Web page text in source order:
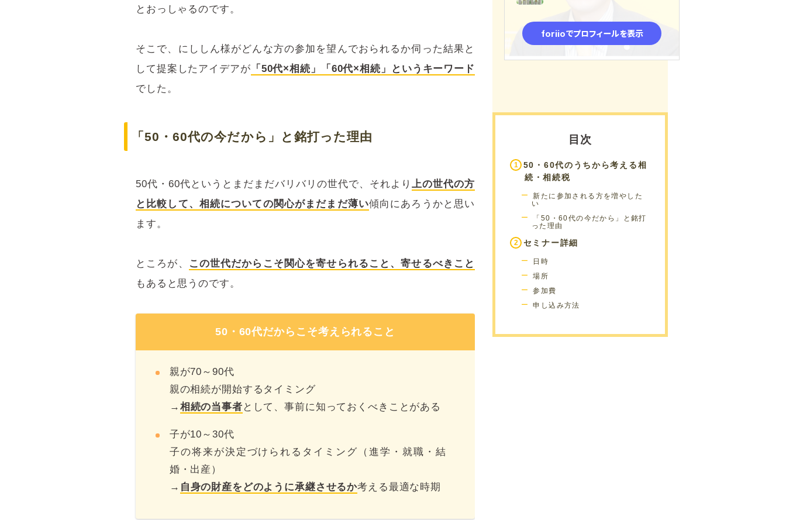
とおっしゃるのです。
そこで、にししん様がどんな方の参加を望んでおられるか伺った結果と
して提案したアイデアが 「50代×相続」「60代×相続」というキーワード
でした。
「50・60代の今だから」と銘打った理由
50代・60代というとまだまだバリバリの世代で、それより
上の世代の方
と比較して、相続についての関心がまだまだ薄い傾向にあろうかと思い
ます。
ところが、
この世代だからこそ関心を寄せられること、寄せるべきこと
もあると思うのです。
50・60代だからこそ考えられること
親が70～90代
親の相続が開始するタイミング
→ 相続の当事者 として、事前に知っておくべきことがある
子が10～30代
子の将来が決定づけられるタイミング（進学・就職・結
婚・出産）
→ 自身の財産をどのように承継させるか考える最適な時期
与されたスキャン機にて全
てPDFとして保管できるた
見れば思い出せるので助か
今後も利用を続けていきた
いと思っています。
目次
50・60代のうちから考える相
続・相続税
新たに参加される方を増やした
い
「50・60代の今だから」と銘打
った理由
セミナー詳細
日時
場所
参加費
申し込み方法